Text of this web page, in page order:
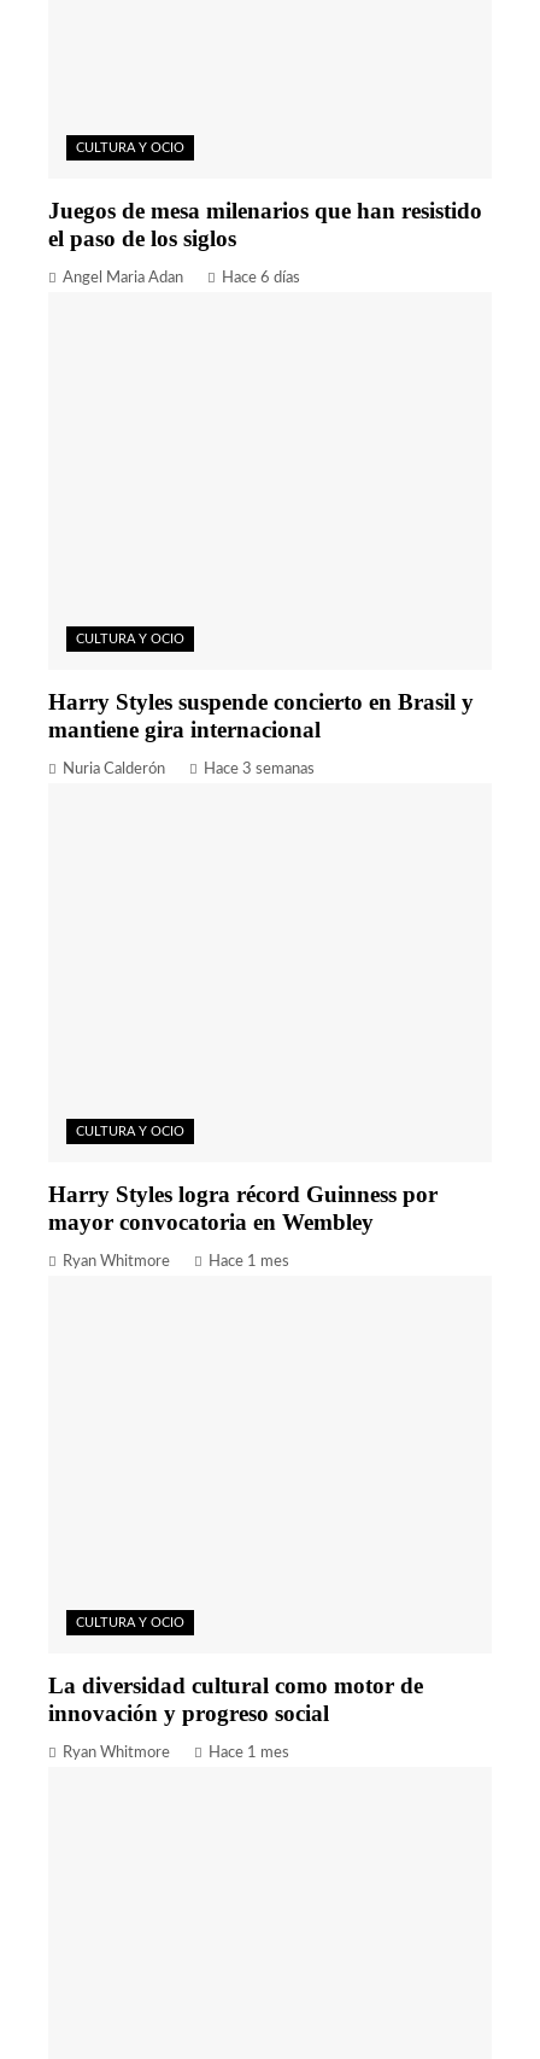
CULTURA Y OCIO
Juegos de mesa milenarios que han resistido
el paso de los siglos
Angel Maria Adan Hace 6 días
CULTURA Y OCIO
Harry Styles suspende concierto en Brasil y
mantiene gira internacional
Nuria Calderón Hace 3 semanas
CULTURA Y OCIO
Harry Styles logra récord Guinness por
mayor convocatoria en Wembley
Ryan Whitmore Hace 1 mes
CULTURA Y OCIO
La diversidad cultural como motor de
innovación y progreso social
Ryan Whitmore Hace 1 mes